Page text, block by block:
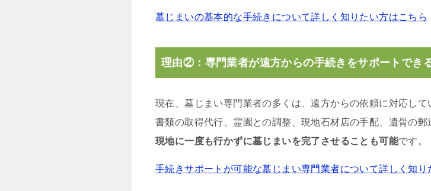
墓じまいの基本的な手続きについて詳しく知りたい方はこちら
理由②：専門業者が遠方からの手続きをサポートでき
現在、墓じまい専門業者の多くは、遠方からの依頼に対応して
書類の取得代行、霊園との調整、現地石材店の手配、遺骨の
現地に一度も行かずに墓じまいを完了させることも可能です。
手続きサポートが可能な墓じまい専門業者について詳しく知り